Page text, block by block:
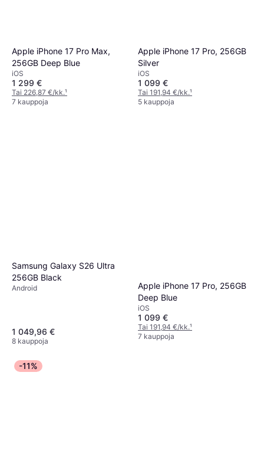
Apple iPhone 17 Pro Max,
256GB Deep Blue
iOS
1 299 €
Tai 226,87 €/kk.¹
7 kauppoja
Apple iPhone 17 Pro, 256GB
Silver
iOS
1 099 €
Tai 191,94 €/kk.¹
5 kauppoja
Samsung Galaxy S26 Ultra
256GB Black
Android
1 049,96 €
8 kauppoja
Apple iPhone 17 Pro, 256GB
Deep Blue
iOS
1 099 €
Tai 191,94 €/kk.¹
7 kauppoja
-11%